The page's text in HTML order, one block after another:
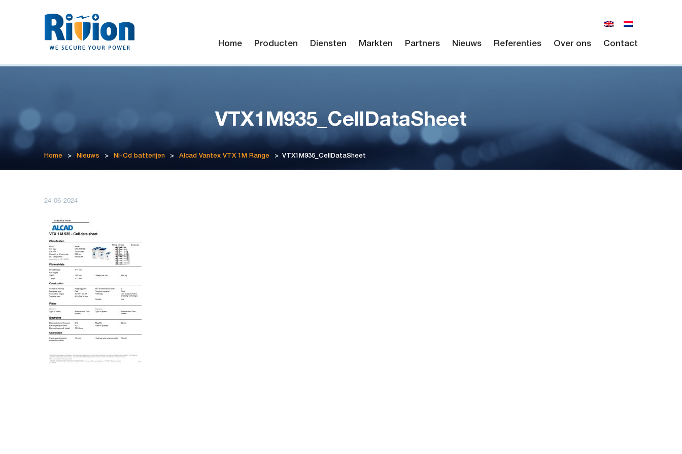
Home Producten Diensten Markten Partners Nieuws Referenties Over ons Contact
VTX1M935_CellDataSheet
Home > Nieuws > Ni-Cd batterijen > Alcad Vantex VTX 1M Range > VTX1M935_CellDataSheet
24-06-2024